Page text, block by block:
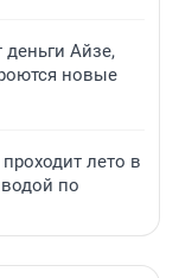
Айзе,
новые
лето в
по